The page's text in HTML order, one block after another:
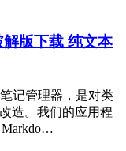
解版下载 纯文本
笔记管理器，是对类
造。我们的应用程
Markdo…